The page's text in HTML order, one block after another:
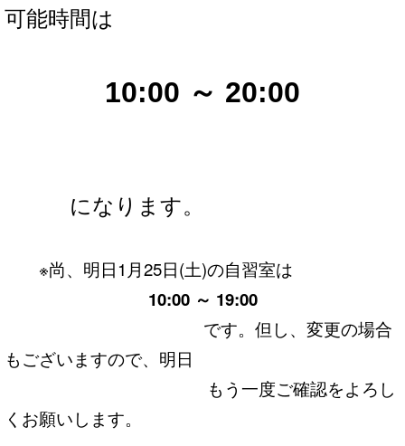
可能時間は
10:00 ～ 20:00
になります。
※尚、明日1月25日(土)の自習室は
10:00 ～ 19:00
です。但し、変更の場合
もございますので、明日
もう一度ご確認をよろし
くお願いします。